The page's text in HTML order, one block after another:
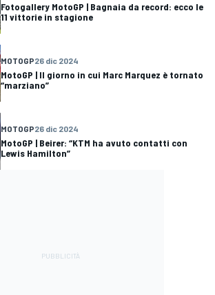
Fotogallery MotoGP | Bagnaia da record: ecco le
11 vittorie in stagione
MOTOGP26 dic 2024
MotoGP | Il giorno in cui Marc Marquez è tornato
“marziano”
MOTOGP26 dic 2024
MotoGP | Beirer: “KTM ha avuto contatti con
Lewis Hamilton”